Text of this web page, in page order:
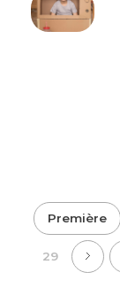
Première
29